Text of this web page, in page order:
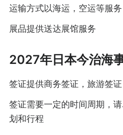
运输方式以海运，空运等服务
展品提供送达展馆服务
2027年日本今治海
签证提供商务签证，旅游签证
签证需要一定的时间周期，
划和行程